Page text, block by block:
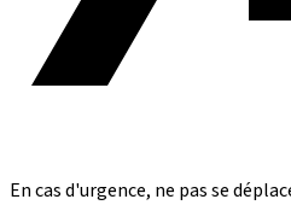
En cas d'urgence, ne pas se